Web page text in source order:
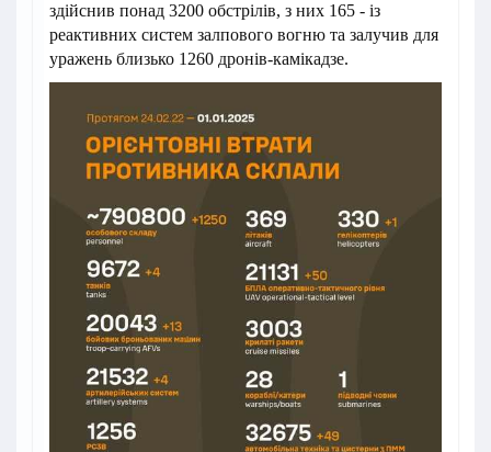
здійснив понад 3200 обстрілів, з них 165 - із
реактивних систем залпового вогню та залучив для
уражень близько 1260 дронів-камікадзе.